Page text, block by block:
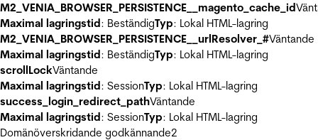
M2_VENIA_BROWSER_PERSISTENCE__magento_cache_id
Maximal lagringstid: BeständigTyp: Lokal HTML-lagring
M2_VENIA_BROWSER_PERSISTENCE__urlResolver_#Väntande
Maximal lagringstid: BeständigTyp: Lokal HTML-lagring
scrollLockVäntande
Maximal lagringstid: SessionTyp: Lokal HTML-lagring
success_login_redirect_pathVäntande
Maximal lagringstid: SessionTyp: Lokal HTML-lagring
Domänöverskridande godkännande2